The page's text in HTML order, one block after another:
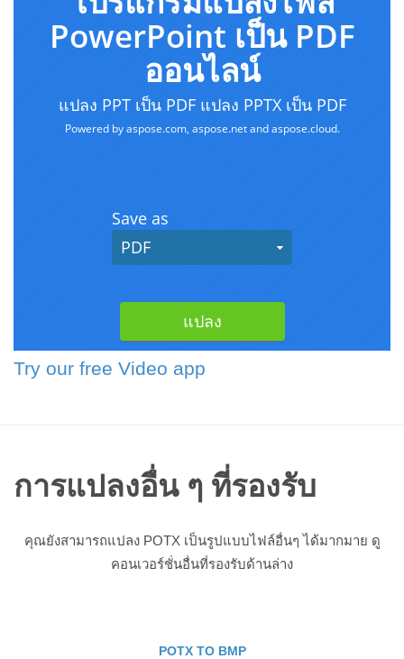
Try our free Video app
การแปลงอื่น ๆ ที่รองรับ
คุณยังสามารถแปลง POTX เป็นรูปแบบไฟล์อื่นๆ ได้มากมาย ดู
คอนเวอร์ชั่นอื่นที่รองรับด้านล่าง
POTX TO BMP